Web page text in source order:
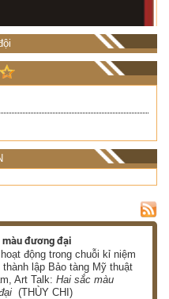
màu đương đại
hoạt động trong chuỗi kỉ niệm
thành lập Bảo tàng Mỹ thuật
Art Talk:Hai sắc màu
(THÙY CHI)